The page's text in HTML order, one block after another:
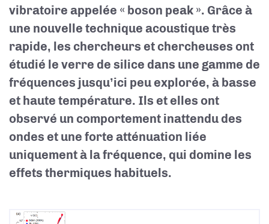
vibratoire appelée « boson peak ». Grâce à
une nouvelle technique acoustique très
rapide, les chercheurs et chercheuses ont
étudié le verre de silice dans une gamme de
fréquences jusqu’ici peu explorée, à basse
et haute température. Ils et elles ont
observé un comportement inattendu des
ondes et une forte atténuation liée
uniquement à la fréquence, qui domine les
effets thermiques habituels.